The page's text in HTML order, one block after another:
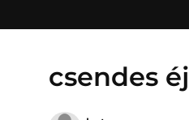
csendes éj